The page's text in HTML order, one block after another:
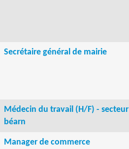
Secrétaire général de mairie
Médecin du travail (H/F) - secteur
béarn
Manager de commerce